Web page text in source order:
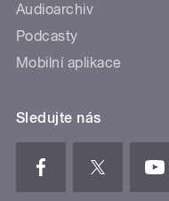
Audioarchiv
Podcasty
Mobilní aplikace
Sledujte nás